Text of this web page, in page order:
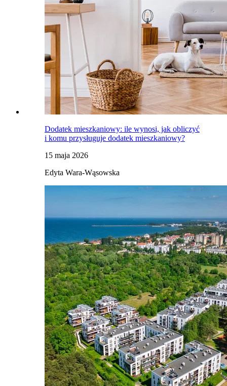
Dodatek mieszkaniowy: ile wynosi, jak obliczyć
i komu przysługuje dodatek mieszkaniowy?
15 maja 2026
Edyta Wara-Wąsowska